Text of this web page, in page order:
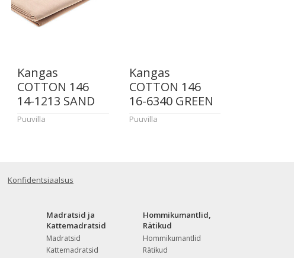
Kangas
COTTON 146
14-1213 SAND
Puuvilla
Kangas
COTTON 146
16-6340 GREEN
Puuvilla
Konfidentsiaalsus
Madratsid ja
Kattemadratsid
Madratsid
Kattemadratsid
Hommikumantlid,
Rätikud
Hommikumantlid
Rätikud